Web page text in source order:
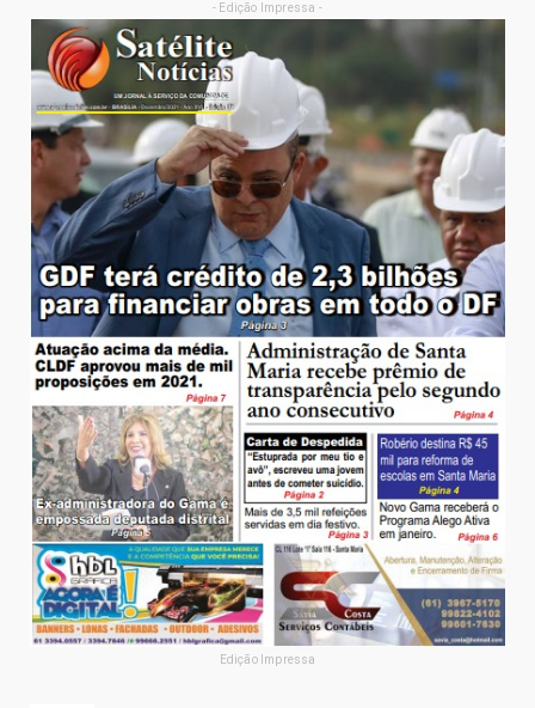
- Edição Impressa -
Edição Impressa